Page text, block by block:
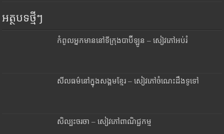
អត្ថបទថ្មីៗ
កំពូលអ្នកមាននៅទីក្រុងបាប៊ីឡូន – សៀវភៅអប់រំ
សីលធម៌នៅក្នុងសង្គមខ្មែរ – សៀវភៅចំណេះដឹងទូទៅ
សិល្បះចរចា – សៀវភៅពាណិជ្ជកម្ម